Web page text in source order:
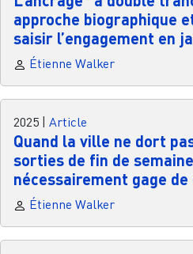
approche biographique
saisir l’engagement en
Étienne Walker
2025 Article
Quand la ville ne dort
sorties de fin de
nécessairement gage
Étienne Walker